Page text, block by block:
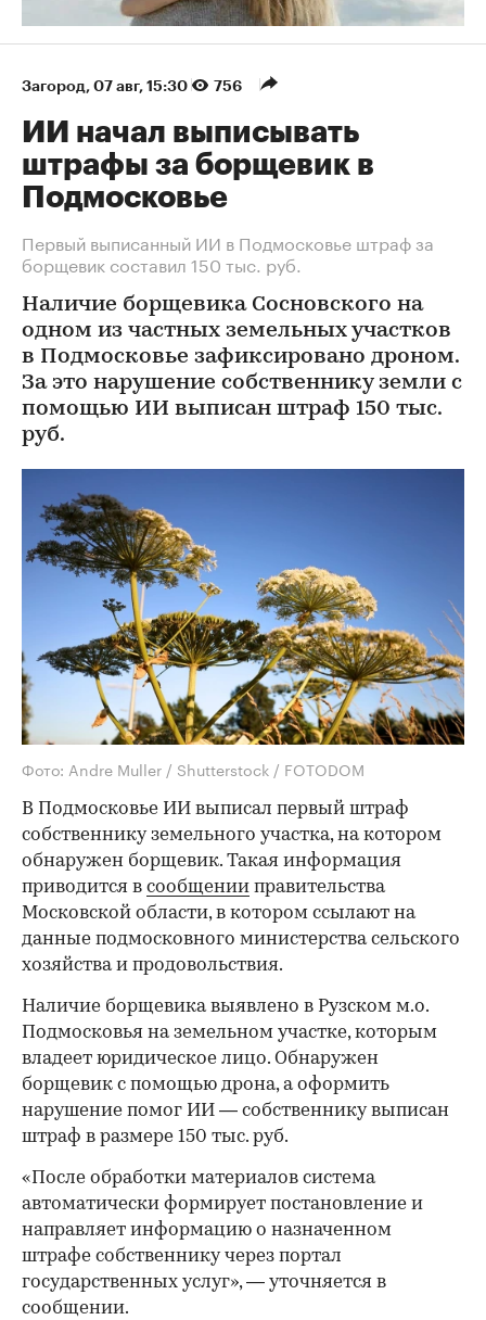
Загород 07 авг, 15:30 756
ИИ начал выписывать
штрафы за борщевик в
Подмосковье
Первый выписанный ИИ в Подмосковье штраф за
борщевик составил 150 тыс. руб.
Наличие борщевика Сосновского на
одном из частных земельных участков
в Подмосковье зафиксировано дроном.
За это нарушение собственнику земли с
помощью ИИ выписан штраф 150 тыс.
руб.
Фото: Andre Muller / Shutterstock / FOTODOM
В Подмосковье ИИ выписал первый штраф
собственнику земельного участка, на котором
обнаружен борщевик. Такая информация
приводится в сообщении правительства
Московской области, в котором ссылают на
данные подмосковного министерства сельского
хозяйства и продовольствия.
Наличие борщевика выявлено в Рузском м.о.
Подмосковья на земельном участке, которым
владеет юридическое лицо. Обнаружен
борщевик с помощью дрона, а оформить
нарушение помог ИИ — собственнику выписан
штраф в размере 150 тыс. руб.
«После обработки материалов система
автоматически формирует постановление и
направляет информацию о назначенном
штрафе собственнику через портал
государственных услуг», — уточняется в
сообщении.